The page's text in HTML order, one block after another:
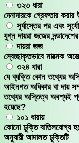
৩২৩ ধারা
দেনাদারকে গ্রেফতার করার
সূর্যাস্তের পর এবং
যুগ্ন দায়রা জজের
দায়রা জজ
স্বেচ্ছাকৃতভাবে মারত্মক
৩২৪ ধারা
যে ব্যক্তি কোন তথ্যের
আইনগত অধিকার বা দায়
তথ্যের অস্তিত্ব অবশ্যই
হয়েছে?
১০১ ধারায়
কোনো চুক্তি
অনুযায়ী আদালত চুক্তিটি